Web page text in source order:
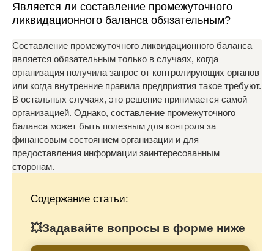
Является ли составление промежуточного
ликвидационного баланса обязательным?
Составление промежуточного ликвидационного баланса
является обязательным только в случаях, когда
организация получила запрос от контролирующих органов
или когда внутренние правила предприятия такое требуют.
В остальных случаях, это решение принимается самой
организацией. Однако, составление промежуточного
баланса может быть полезным для контроля за
финансовым состоянием организации и для
предоставления информации заинтересованным
сторонам.
Содержание статьи:
💥Задавайте вопросы в форме ниже